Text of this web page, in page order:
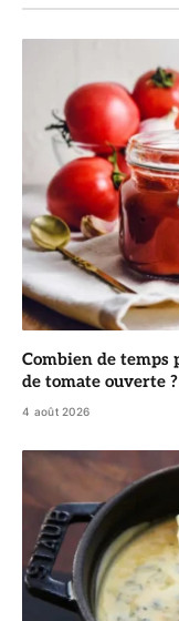
Combien de temps
de tomate ouverte
4 août 2026